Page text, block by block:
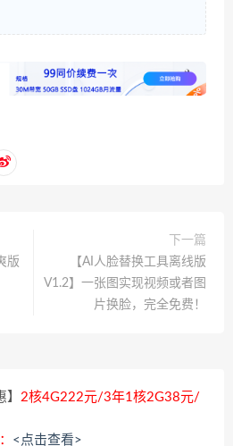
版
下一篇
【AI人脸替换工具离线版
V1.2】一张图实现视频或者图
片换脸，完全免费！
2核4G222元/3年1核2G38元/
<点击查看>